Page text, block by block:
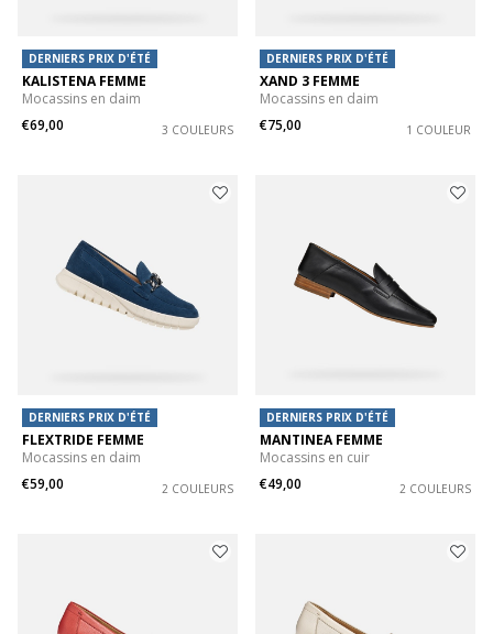
DERNIERS PRIX D'ÉTÉ
KALISTENA FEMME
Mocassins en daim
€69,00
3 COULEURS
DERNIERS PRIX D'ÉTÉ
XAND 3 FEMME
Mocassins en daim
€75,00
1 COULEUR
DERNIERS PRIX D'ÉTÉ
FLEXTRIDE FEMME
Mocassins en daim
€59,00
2 COULEURS
DERNIERS PRIX D'ÉTÉ
MANTINEA FEMME
Mocassins en cuir
€49,00
2 COULEURS